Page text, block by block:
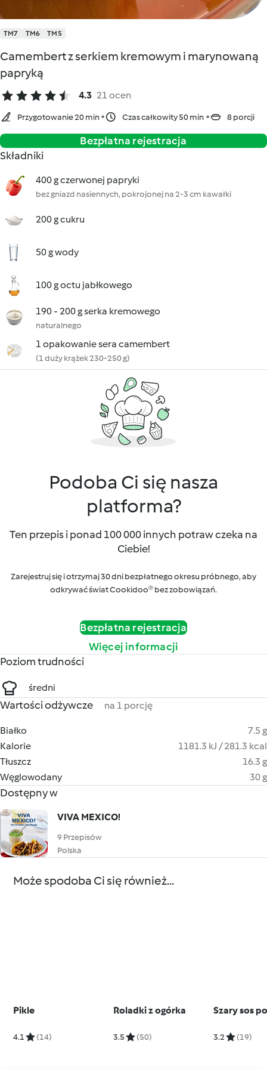
TM7 TM6 TM5
Camembert z serkiem kremowym i marynowaną
papryką
4.3 21 ocen
Przygotowanie 20 min Czas całkowity 50 min 8 porcji
Bezpłatna rejestracja
Składniki
400 g czerwonej papryki
bez gniazd nasiennych, pokrojonej na 2-3 cm kawałki
200 g cukru
50 g wody
100 g octu jabłkowego
190 - 200 g serka kremowego
naturalnego
1 opakowanie sera camembert
(1 duży krążek 230-250 g)
Podoba Ci się nasza
platforma?
Ten przepis i ponad 100 000 innych potraw czeka na
Ciebie!
Zarejestruj się i otrzymaj 30 dni bezpłatnego okresu próbnego, aby
odkrywać świat Cookidoo® bez zobowiązań.
Bezpłatna rejestracja
Więcej informacji
Poziom trudności
średni
Wartości odżywcze na 1 porcję
Białko
7.5 g
Kalorie
1181.3 kJ / 281.3 kcal
Tłuszcz
16.3 g
Węglowodany
30 g
Dostępny w
VIVA MEXICO!
9 Przepisów
Polska
Może spodoba Ci się również...
Pikle
4.1 (14)
Roladki z ogórka
3.5 (50)
Szary sos
3.2 (19)